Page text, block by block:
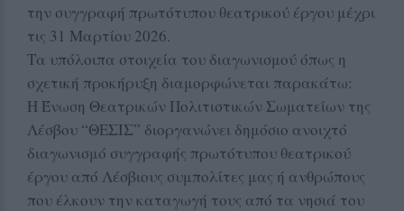
την συγγραφή πρωτότυπου θεατρικού έργου μέχρι
τις 31 Μαρτίου 2026.
Τα υπόλοιπα στοιχεία του διαγωνισμού όπως η
σχετική προκήρυξη διαμορφώνεται παρακάτω:
Η Ένωση Θεατρικών Πολιτιστικών Σωματείων της
Λέσβου “ΘΕΣΙΣ” διοργανώνει δημόσιο ανοιχτό
διαγωνισμό συγγραφής πρωτότυπου θεατρικού
έργου από Λέσβιους συμπολίτες μας ή ανθρώπους
που έλκουν την καταγωγή τους από τα νησιά του